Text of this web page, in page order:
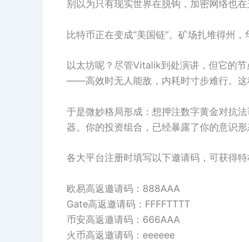
别以为只有现实世界在脱钩，加密网络也在
比特币正在变成“美国链”。矿场扎堆得州
以太坊呢？尽管Vitalik到处演讲，但它的
——高效时无人能敌，内耗时寸步难行。这
于是微妙格局形成：想押注数字黄金对抗
器。你的投资组合，已经暴露了你的意识形
各大平台注册时填写以下邀请码，可获得
欧易高返邀请码：888AAA
Gate高返邀请码：FFFFTTTT
币安高返邀请码：666AAA
火币高返邀请码：eeeeee